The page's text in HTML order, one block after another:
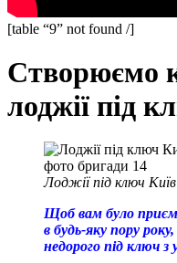
[table “9” not found /]
Створюємо
лоджії під
Лоджії під ключ Київ
Щоб вам було
в будь-яку пору
недорого під ключ